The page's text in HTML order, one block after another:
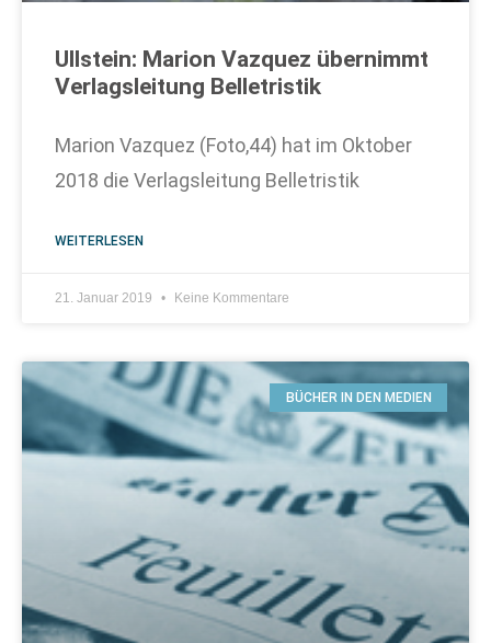
Ullstein: Marion Vazquez übernimmt
Verlagsleitung Belletristik
Marion Vazquez (Foto,44) hat im Oktober
2018 die Verlagsleitung Belletristik
WEITERLESEN
21. Januar 2019 Keine Kommentare
BÜCHER IN DEN MEDIEN